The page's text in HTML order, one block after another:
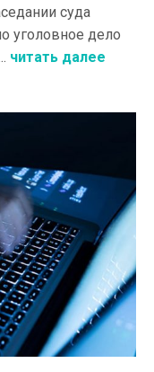
суда
уголовное дело
читать далее